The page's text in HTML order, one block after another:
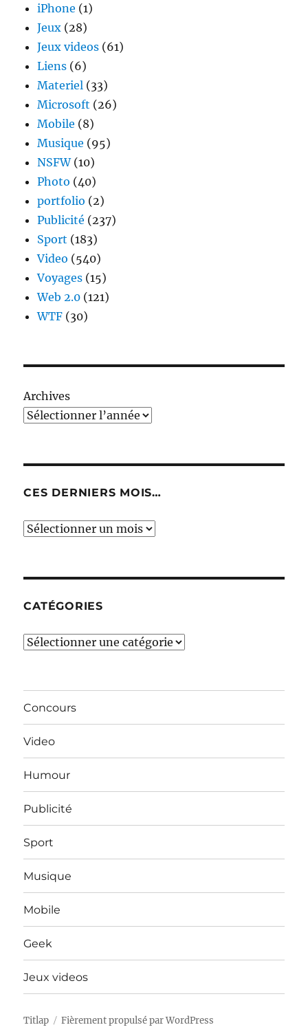
iPhone (1)
Jeux (28)
Jeux videos (61)
Liens (6)
Materiel (33)
Microsoft (26)
Mobile (8)
Musique (95)
NSFW(10)
Photo (40)
portfolio (2)
Publicité (237)
Sport (183)
Video (540)
Voyages (15)
Web 2.0 (121)
WTF (30)
Archives
CES DERNIERS MOIS…
Ces
CATÉGORIES
Catégories
Concours
Video
Humour
Publicité
Sport
Musique
Mobile
Geek
Jeux videos
Titlap Fièrement propulsé par WordPress